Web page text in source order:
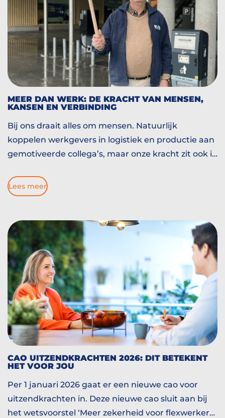
MEER DAN WERK: DE KRACHT VAN MENSEN,
KANSEN EN VERBINDING
Bij ons draait alles om mensen. Natuurlijk
koppelen werkgevers in logistiek en productie aan
gemotiveerde collega’s, maar onze kracht zit ook in
onboarding en doorgroeien. We helpen mensen
bouwen aan een nieuw hoofdstuk. En soms begint
Paulo.
Lees meer
CAO UITZENDKRACHTEN 2026: DIT BETEKENT
HET VOOR JOU
Per 1 januari 2026 gaat er een nieuwe cao voor
uitzendkrachten in. Deze nieuwe cao sluit aan bij
het wetsvoorstel ‘Meer zekerheid voor flexwerkers’.